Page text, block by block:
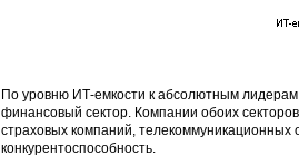
По уровню ИТ-емкости к абсолютным лидерам
финансовый сектор. Компании обоих
страховых компаний,
конкурентоспособность.